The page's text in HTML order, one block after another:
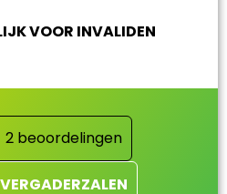
VOOR INVALIDEN
2 beoordelingen
VERGADERZALEN